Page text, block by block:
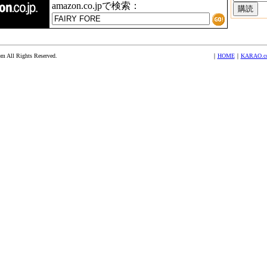
amazon.co.jpで検索：
All Rights Reserved. ｜ HOME｜